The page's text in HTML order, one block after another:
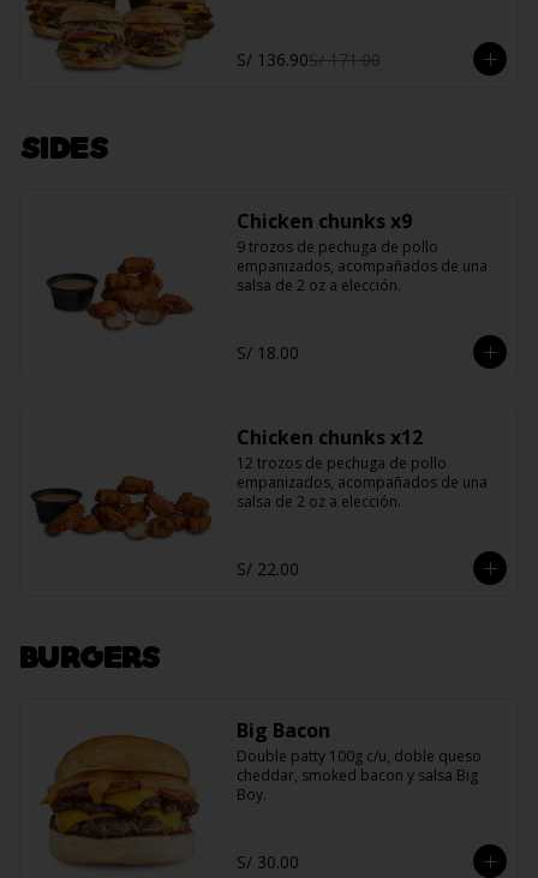
S/ 136.90S/ 171.00
SIDES
Chicken chunks x9
9 trozos de pechuga de pollo
empanizados, acompañados de una
salsa de 2 oz a elección.
S/ 18.00
Chicken chunks x12
12 trozos de pechuga de pollo
empanizados, acompañados de una
salsa de 2 oz a elección.
S/ 22.00
BURGERS
Big Bacon
Double patty 100g c/u, doble queso
cheddar, smoked bacon y salsa Big
Boy.
S/ 30.00